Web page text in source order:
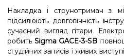
Накладка і струнотримач з
підсилюють довговічність
сучасний вигляд гітари.
робитьSigma GACE-3-SB
студійних записів і живих